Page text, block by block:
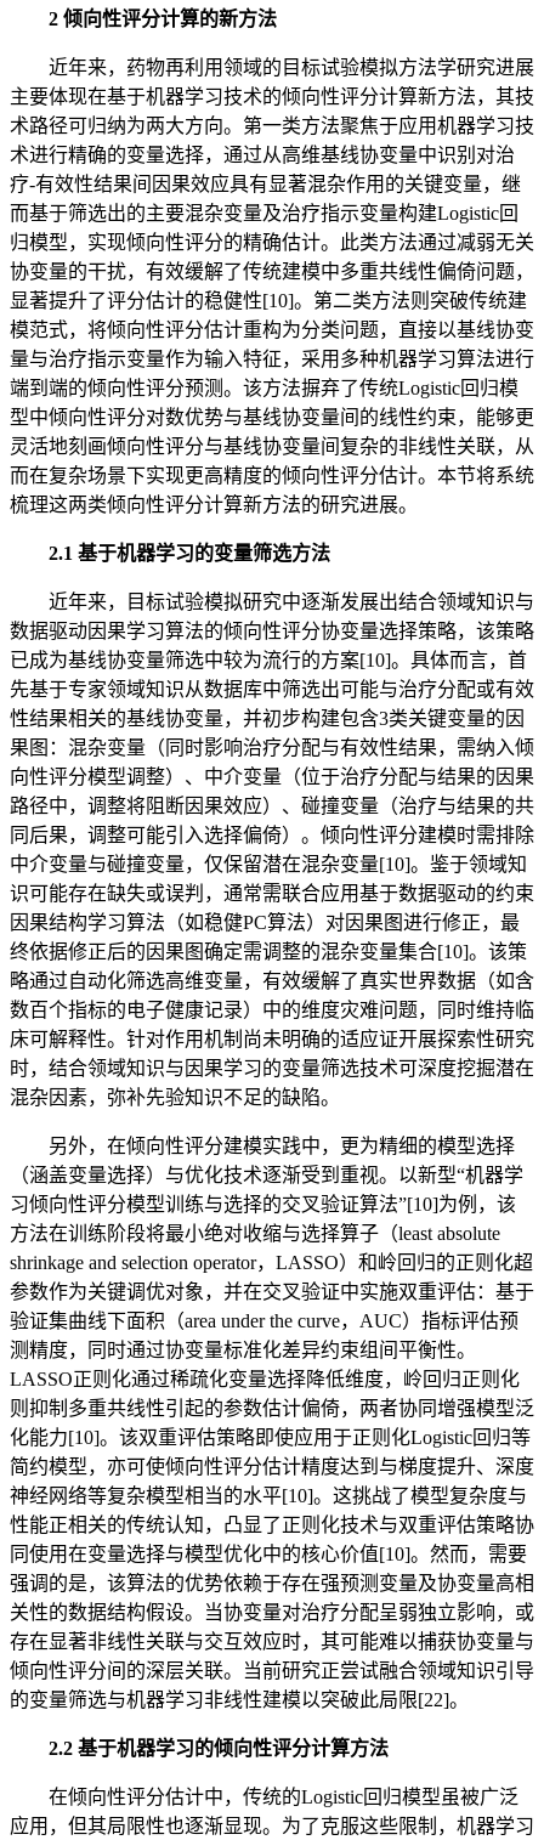
2 倾向性评分计算的新方法
近年来，药物再利用领域的目标试验模拟方法学研究进展
主要体现在基于机器学习技术的倾向性评分计算新方法，其技
术路径可归纳为两大方向。第一类方法聚焦于应用机器学习技
术进行精确的变量选择，通过从高维基线协变量中识别对治
疗-有效性结果间因果效应具有显著混杂作用的关键变量，继
而基于筛选出的主要混杂变量及治疗指示变量构建Logistic回
归模型，实现倾向性评分的精确估计。此类方法通过减弱无关
协变量的干扰，有效缓解了传统建模中多重共线性偏倚问题，
显著提升了评分估计的稳健性[10]。第二类方法则突破传统建
模范式，将倾向性评分估计重构为分类问题，直接以基线协变
量与治疗指示变量作为输入特征，采用多种机器学习算法进行
端到端的倾向性评分预测。该方法摒弃了传统Logistic回归模
型中倾向性评分对数优势与基线协变量间的线性约束，能够更
灵活地刻画倾向性评分与基线协变量间复杂的非线性关联，从
而在复杂场景下实现更高精度的倾向性评分估计。本节将系统
梳理这两类倾向性评分计算新方法的研究进展。
2.1 基于机器学习的变量筛选方法
近年来，目标试验模拟研究中逐渐发展出结合领域知识与
数据驱动因果学习算法的倾向性评分协变量选择策略，该策略
已成为基线协变量筛选中较为流行的方案[10]。具体而言，首
先基于专家领域知识从数据库中筛选出可能与治疗分配或有效
性结果相关的基线协变量，并初步构建包含3类关键变量的因
果图：混杂变量（同时影响治疗分配与有效性结果，需纳入倾
向性评分模型调整）、中介变量（位于治疗分配与结果的因果
路径中，调整将阻断因果效应）、碰撞变量（治疗与结果的共
同后果，调整可能引入选择偏倚）。倾向性评分建模时需排除
中介变量与碰撞变量，仅保留潜在混杂变量[10]。鉴于领域知
识可能存在缺失或误判，通常需联合应用基于数据驱动的约束
因果结构学习算法（如稳健PC算法）对因果图进行修正，最
终依据修正后的因果图确定需调整的混杂变量集合[10]。该策
略通过自动化筛选高维变量，有效缓解了真实世界数据（如含
数百个指标的电子健康记录）中的维度灾难问题，同时维持临
床可解释性。针对作用机制尚未明确的适应证开展探索性研究
时，结合领域知识与因果学习的变量筛选技术可深度挖掘潜在
混杂因素，弥补先验知识不足的缺陷。
另外，在倾向性评分建模实践中，更为精细的模型选择
（涵盖变量选择）与优化技术逐渐受到重视。以新型“机器学
习倾向性评分模型训练与选择的交叉验证算法”[10]为例，该
方法在训练阶段将最小绝对收缩与选择算子（least absolute
shrinkage and selection operator，LASSO）和岭回归的正则化超
参数作为关键调优对象，并在交叉验证中实施双重评估：基于
验证集曲线下面积（area under the curve，AUC）指标评估预
测精度，同时通过协变量标准化差异约束组间平衡性。
LASSO正则化通过稀疏化变量选择降低维度，岭回归正则化
则抑制多重共线性引起的参数估计偏倚，两者协同增强模型泛
化能力[10]。该双重评估策略即使应用于正则化Logistic回归等
简约模型，亦可使倾向性评分估计精度达到与梯度提升、深度
神经网络等复杂模型相当的水平[10]。这挑战了模型复杂度与
性能正相关的传统认知，凸显了正则化技术与双重评估策略协
同使用在变量选择与模型优化中的核心价值[10]。然而，需要
强调的是，该算法的优势依赖于存在强预测变量及协变量高相
关性的数据结构假设。当协变量对治疗分配呈弱独立影响，或
存在显著非线性关联与交互效应时，其可能难以捕获协变量与
倾向性评分间的深层关联。当前研究正尝试融合领域知识引导
的变量筛选与机器学习非线性建模以突破此局限[22]。
2.2 基于机器学习的倾向性评分计算方法
在倾向性评分估计中，传统的Logistic回归模型虽被广泛
应用，但其局限性也逐渐显现。为了克服这些限制，机器学习